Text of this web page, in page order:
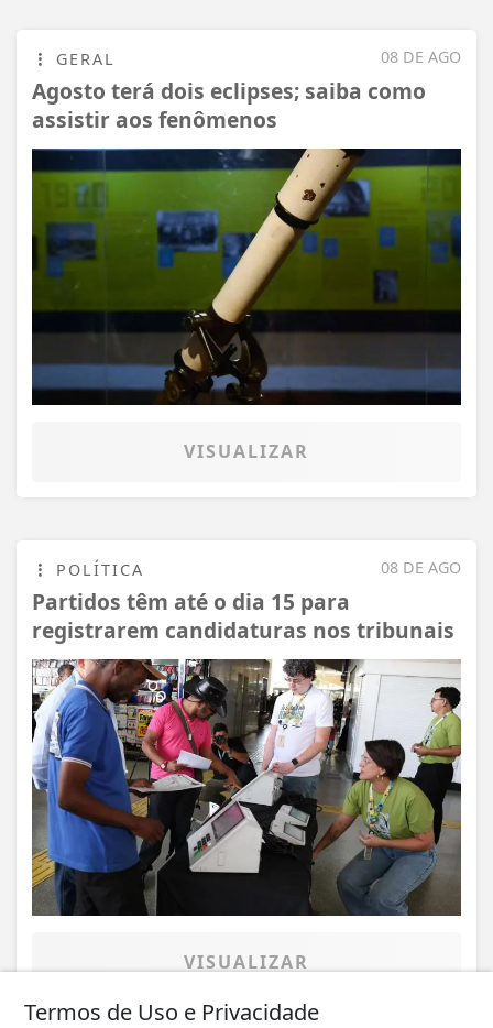
08 DE AGO
GERAL
Agosto terá dois eclipses; saiba como
assistir aos fenômenos
VISUALIZAR
08 DE AGO
POLÍTICA
Partidos têm até o dia 15 para
registrarem candidaturas nos tribunais
VISUALIZAR
Termos de Uso e Privacidade